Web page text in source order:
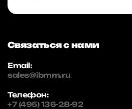
Связаться с нами
Email:
sales@ibmm.ru
Телефон:
+7 (495) 136-28-92